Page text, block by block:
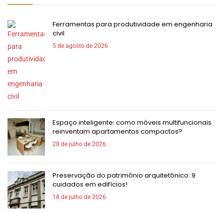
Ferramentas para produtividade em engenharia
civil
5 de agosto de 2026
Espaço inteligente: como móveis multifuncionais
reinventam apartamentos compactos?
28 de julho de 2026
Preservação do patrimônio arquitetônico: 9
cuidados em edifícios!
18 de julho de 2026